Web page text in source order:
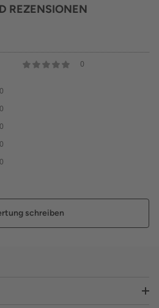
REZENSIONEN
0
0
0
0
0
0
schreiben